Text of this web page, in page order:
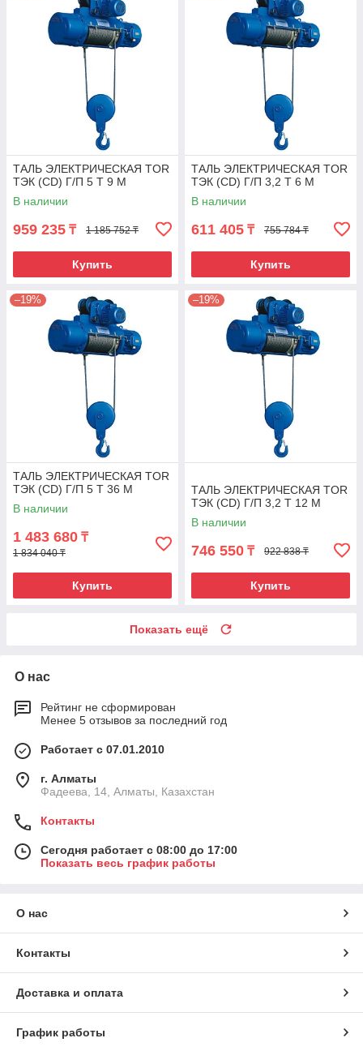
ТАЛЬ ЭЛЕКТРИЧЕСКАЯ TOR
ТЭК (CD) Г/П 5 Т 9 М
В наличии
959 235 ₸ 1 185 752 ₸
Купить
ТАЛЬ ЭЛЕКТРИЧЕСКАЯ TOR
ТЭК (CD) Г/П 3,2 Т 6 М
В наличии
611 405 ₸ 755 784 ₸
Купить
–19%
ТАЛЬ ЭЛЕКТРИЧЕСКАЯ TOR
ТЭК (CD) Г/П 5 Т 36 М
В наличии
1 483 680 ₸
1 834 040 ₸
Купить
–19%
ТАЛЬ ЭЛЕКТРИЧЕСКАЯ TOR
ТЭК (CD) Г/П 3,2 Т 12 М
В наличии
746 550 ₸ 922 838 ₸
Купить
Показать ещё
О нас
Рейтинг не сформирован
Менее 5 отзывов за последний год
Работает с 07.01.2010
г. Алматы
Фадеева, 14, Алматы, Казахстан
Контакты
Сегодня работает с 08:00 до 17:00
Показать весь график работы
О нас
Контакты
Доставка и оплата
График работы